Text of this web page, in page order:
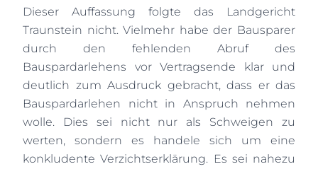
Dieser Auffassung folgte das Landgericht
Traunstein nicht. Vielmehr habe der Bausparer
durch den fehlenden Abruf des
Bauspardarlehens vor Vertragsende klar und
deutlich zum Ausdruck gebracht, dass er das
Bauspardarlehen nicht in Anspruch nehmen
wolle. Dies sei nicht nur als Schweigen zu
werten, sondern es handele sich um eine
konkludente Verzichtserklärung. Es sei nahezu